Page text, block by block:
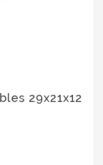
29x21x12